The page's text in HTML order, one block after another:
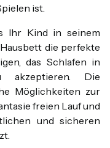
ist.
Ihr Kind in seinem
die perfekte
das Schlafen in
akzeptieren. Die
Möglichkeiten zur
freien Lauf und
und sicheren